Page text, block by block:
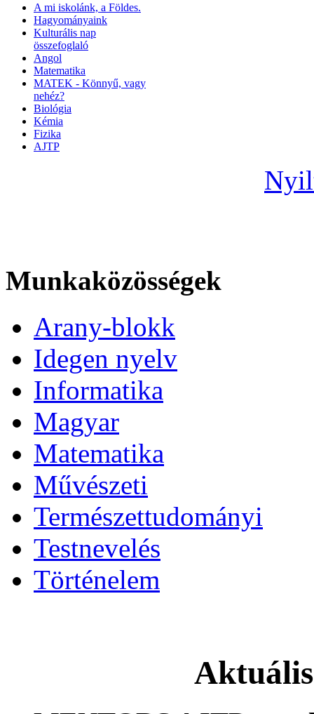
A mi iskolánk, a Földes.
Hagyományaink
Kulturális nap
összefoglaló
Angol
Matematika
MATEK - Könnyű, vagy
nehéz?
Biológia
Kémia
Fizika
AJTP
Munkaközösségek
Arany-blokk
Idegen nyelv
Informatika
Magyar
Matematika
Művészeti
Természettudományi
Testnevelés
Történelem